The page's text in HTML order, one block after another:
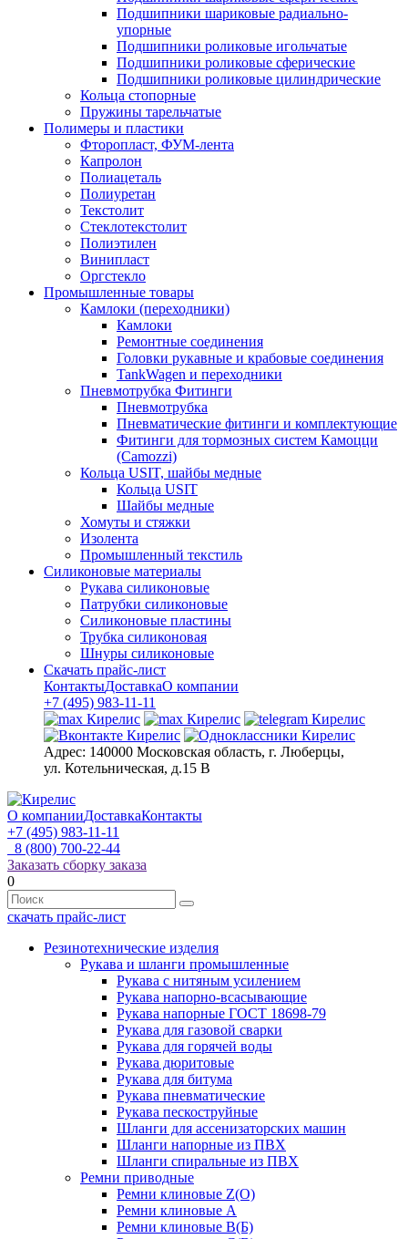
Подшипники шариковые радиально-
упорные
Подшипники роликовые игольчатые
Подшипники роликовые сферические
Подшипники роликовые цилиндрические
Кольца стопорные
Пружины тарельчатые
Полимеры и пластики
Фторопласт, ФУМ-лента
Капролон
Полиацеталь
Полиуретан
Текстолит
Стеклотекстолит
Полиэтилен
Винипласт
Оргстекло
Промышленные товары
Камлоки (переходники)
Камлоки
Ремонтные соединения
Головки рукавные и крабовые соединения
TankWagen и переходники
Пневмотрубка Фитинги
Пневмотрубка
Пневматические фитинги и комплектующие
Фитинги для тормозных систем Камоцци
(Camozzi)
Кольца USIT, шайбы медные
Кольца USIT
Шайбы медные
Хомуты и стяжки
Изолента
Промышленный текстиль
Силиконовые материалы
Рукава силиконовые
Патрубки силиконовые
Силиконовые пластины
Трубка силиконовая
Шнуры силиконовые
Скачать прайс-лист
КонтактыДоставкаО компании
+7 (495) 983-11-11
Адрес: 140000 Московская область, г. Люберцы,
ул. Котельническая, д.15 В
О компанииДоставкаКонтакты
+7 (495) 983-11-11
8 (800) 700-22-44
Заказать сборку заказа
0
скачать прайс-лист
Резинотехнические изделия
Рукава и шланги промышленные
Рукава с нитяным усилением
Рукава напорно-всасывающие
Рукава напорные ГОСТ 18698-79
Рукава для газовой сварки
Рукава для горячей воды
Рукава дюритовые
Рукава для битума
Рукава пневматические
Рукава пескоструйные
Шланги для ассенизаторских машин
Шланги напорные из ПВХ
Шланги спиральные из ПВХ
Ремни приводные
Ремни клиновые Z(О)
Ремни клиновые А
Ремни клиновые В(Б)